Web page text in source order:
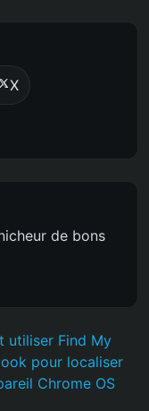
X
de bons
utiliser Find My
pour localiser
Chrome OS